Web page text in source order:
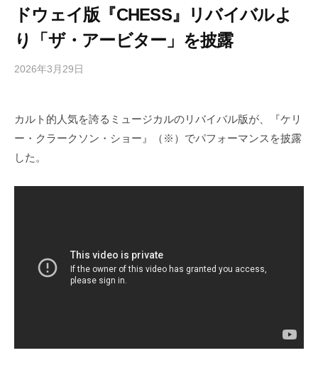
ドウェイ版『CHESS』リバイバルよ
り「ザ・アービター」を披露
2026年3月29日
i
g
h
m
a
の
コ
ト
カルト的人気を誇るミュージカルのリバイバル版が、『ケリ
ー・クラークソン・ショー』（※）でパフォーマンスを披露
した。